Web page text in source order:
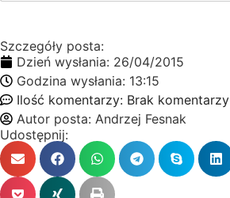
Szczegóły posta:
Dzień wysłania: 26/04/2015
Godzina wysłania: 13:15
Ilość komentarzy: Brak komentarzy
Autor posta: Andrzej Fesnak
Udostępnij: